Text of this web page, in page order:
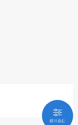
絞り込む